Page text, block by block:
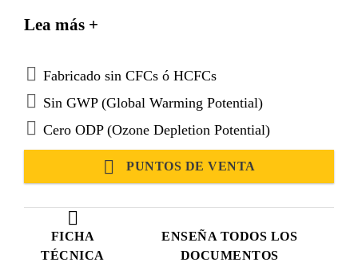
FICHA
TÉCNICA
ENSEÑA TODOS LOS
DOCUMENTOS
dimensional.
Lea más +
Fabricado sin CFCs ó HCFCs
Sin GWP (Global Warming Potential)
Cero ODP (Ozone Depletion Potential)
PUNTOS DE VENTA